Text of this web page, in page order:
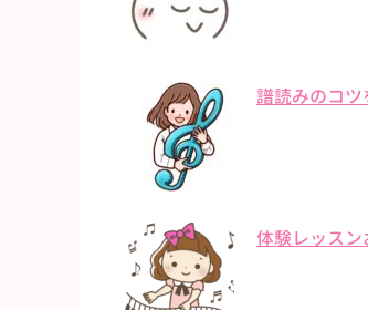
譜読みのコ
体験レッス